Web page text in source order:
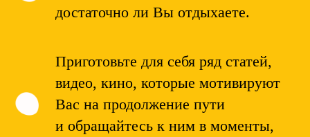
достаточно ли Вы отдыхаете.
Приготовьте для себя ряд статей,
видео, кино, которые мотивируют
Вас на продолжение пути
и обращайтесь к ним в моменты,